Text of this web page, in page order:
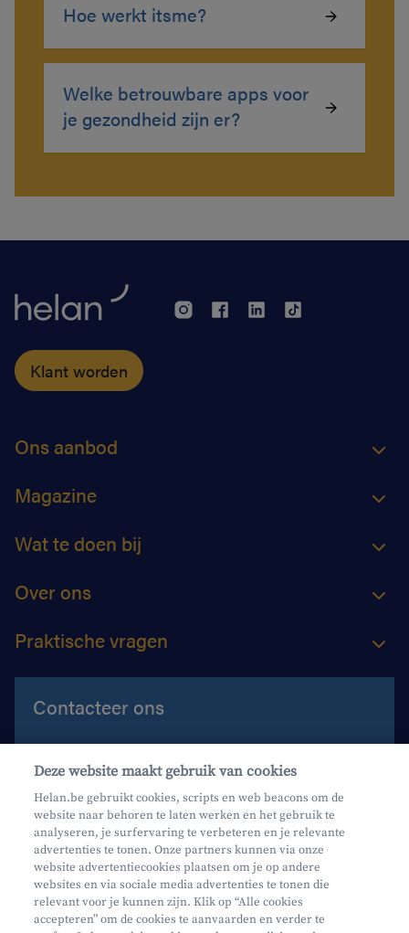
Hoe werkt itsme?
Welke betrouwbare apps voor
je gezondheid zijn er?
Klant worden
Ons aanbod
Magazine
Wat te doen bij
Over ons
Praktische vragen
Contacteer ons
Contacteer ons
Maak een afspraak
Waar vind je ons?
Deze website maakt gebruik van cookies
Helan.be gebruikt cookies, scripts en web beacons om de
website naar behoren te laten werken en het gebruik te
analyseren, je surfervaring te verbeteren en je relevante
advertenties te tonen. Onze partners kunnen via onze
website advertentiecookies plaatsen om je op andere
websites en via sociale media advertenties te tonen die
relevant voor je kunnen zijn. Klik op “Alle cookies
accepteren” om de cookies te aanvaarden en verder te